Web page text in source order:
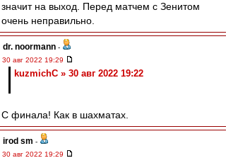
значит на выход. Перед матчем с Зенитом
очень неправильно.
dr. noormann -
30 авг 2022 19:29
kuzmichC » 30 авг 2022 19:22
С финала! Как в шахматах.
irod sm -
30 авг 2022 19:29